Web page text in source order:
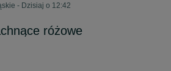
- Dzisiaj o 12:42
różowe